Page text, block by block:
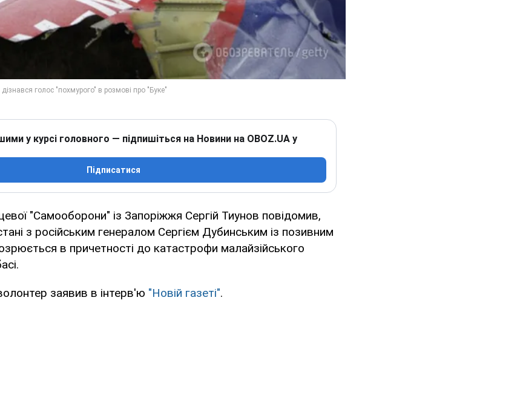
у курсі головного — підпишіться на Новини на OBOZ.UA у
Підписатися
"Самооборони" із Запоріжжя Сергій Тиунов повідомив,
з російським генералом Сергієм Дубинським із позивним
в причетності до катастрофи малайзійського
заявив в інтерв'ю "Новій газеті".